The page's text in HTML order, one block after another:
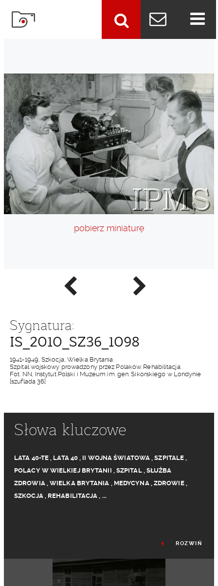
Poprzednie
zdjęcie
Następne
zdjęcie
pobierz miniaturę
Sygnatura:
IS_2010_SZ36_1098
1941-1949, Szkocja, Wielka Brytania.
Szpital wojskowy prowadzony przez Polaków. Rehabilitacja.
Fot. NN, Instytut Polski i Muzeum im. gen. Sikorskiego w Londynie
[szuflada 36]
Słowa kluczowe
LATA 40-TE , LATA 40 , II WOJNA ŚWIATOWA ,SZPITALE ,
POLACY W WIELKIEJ BRYTANII , SZPITAL, SŁUŻBA
ZDROWIA,WIELKA BRYTANIA , MEDYCYNA, ZDROWIE,
SZKOCJA, REHABILITACJA , ...
ROZWIŃ